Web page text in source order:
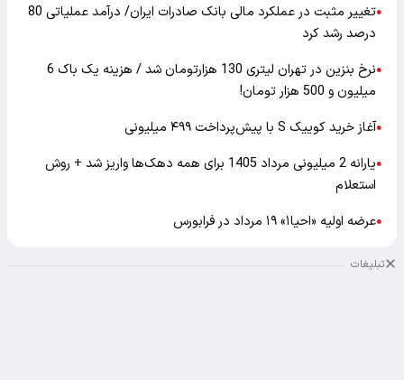
●
تغییر مثبت در عملکرد مالی بانک صادرات ایران/ درآمد عملیاتی 80
درصد رشد کرد
●
نرخ بنزین در تهران لیتری 130 هزارتومان شد / هزینه یک باک 6
میلیون و 500 هزار تومان!
●آغاز خرید کوییک S با پیش‌پرداخت ۴۹۹ میلیونی
●
یارانه 2 میلیونی مرداد 1405 برای همه دهک‌ها واریز شد + روش
استعلام
●عرضه اولیه «احیا۱» ۱۹ مرداد در فرابورس
تبلیغات